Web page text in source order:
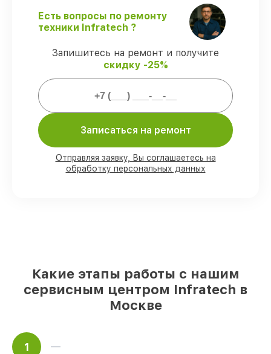
ремонтные услуги и комплектующие
защищены официальной гарантией
Мы гарантируем:
работ выполняем в присутствии
клиента
деталей Infratech есть в наличии в
мастерской или на складе в Москве,
остальные доставляются быстро
Фирменные детали Infratech и
Есть вопросы по ремонту
техники Infratech ?
Запишитесь на ремонт и получите
скидку -25%
Записаться на ремонт
Отправляя заявку, Вы соглашаетесь на
обработку персональных данных
Какие этапы работы с нашим
сервисным центром Infratech в
Москве
1